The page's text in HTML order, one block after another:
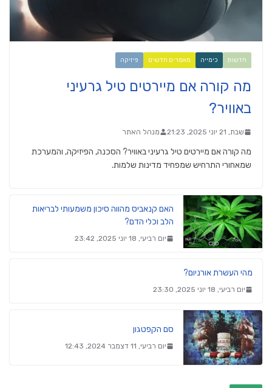
חדשות כימייה מאמרים חדשים פיזיקה
מה קורה אם מיירטים טיל גרעיני
באוויר?
שבת, 21 יוני 2025, 21:23 מנהל האתר
מה קורה אם מיירטים טיל גרעיני באוויר? הסכנה, הפיזיקה, והמערכת
שמאחורי התרחיש שמפחיד מדינות שלמות.
האם קנאביס מהווה סיכון משמעותי לבריאות
הלב וכלי הדם?
יום רביעי, 18 יוני 2025, 23:42
מהי העשרת אורניום?
יום רביעי, 18 יוני 2025, 23:30
סם הקפטגון
יום רביעי, 11 דצמבר 2024, 12:43